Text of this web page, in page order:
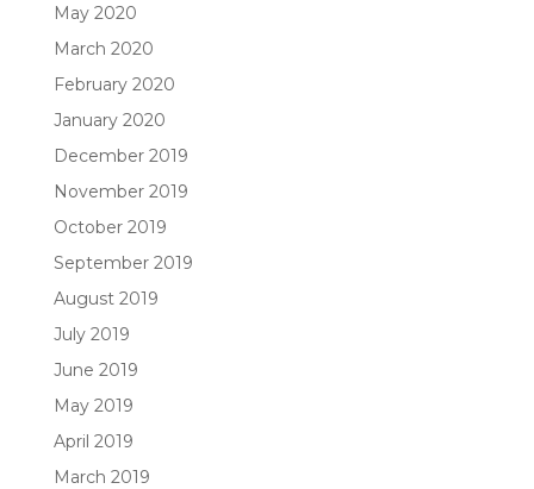
May 2020
March 2020
February 2020
January 2020
December 2019
November 2019
October 2019
September 2019
August 2019
July 2019
June 2019
May 2019
April 2019
March 2019